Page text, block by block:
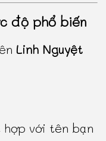
độ phổ biến
Linh Nguyệt
với tên bạn